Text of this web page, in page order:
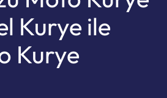
Kurye ile
Kurye